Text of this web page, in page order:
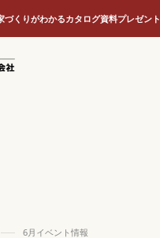
づくりがわかるカタログ資料プレゼント
6月イベント情報